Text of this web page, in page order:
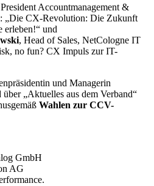
Accountmanagement &
„Die CX-Revolution: Die Zukunft
erleben!“ und
, Head of Sales, NetCologne IT
no fun? CX Impuls zur IT-
und Managerin
„Aktuelles aus dem Verband“
Wahlen zur CCV-
GmbH
AG